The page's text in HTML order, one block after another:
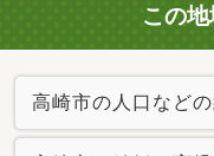
この
高崎市の人口など